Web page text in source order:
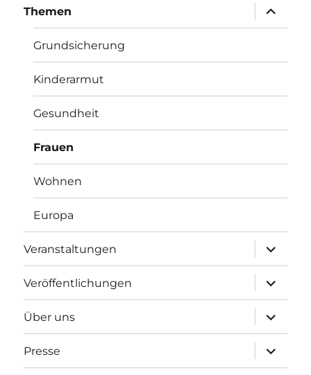
Themen
öffnen
Grundsicherung
Kinderarmut
Gesundheit
Frauen
Wohnen
Europa
Veranstaltungen
öffnen
Veröffentlichungen
öffnen
Über uns
öffnen
Presse
öffnen